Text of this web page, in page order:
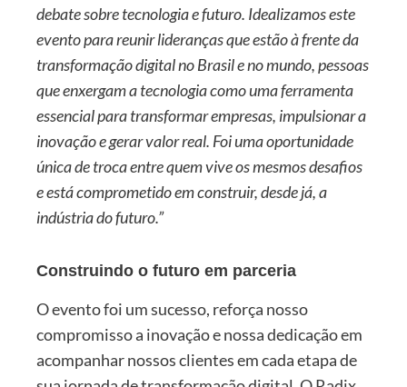
debate sobre tecnologia e futuro. Idealizamos este
evento para reunir lideranças que estão à frente da
transformação digital no Brasil e no mundo, pessoas
que enxergam a tecnologia como uma ferramenta
essencial para transformar empresas, impulsionar a
inovação e gerar valor real. Foi uma oportunidade
única de troca entre quem vive os mesmos desafios
e está comprometido em construir, desde já, a
indústria do futuro.”
Construindo o futuro em parceria
O evento foi um sucesso, reforça nosso
compromisso a inovação e nossa dedicação em
acompanhar nossos clientes em cada etapa de